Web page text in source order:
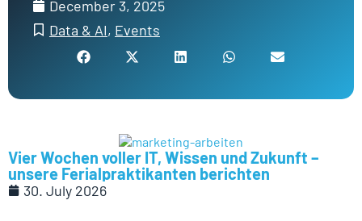
December 3, 2025
Data & AI, Events
Vier Wochen voller IT, Wissen und Zukunft –
unsere Ferialpraktikanten berichten
30. July 2026